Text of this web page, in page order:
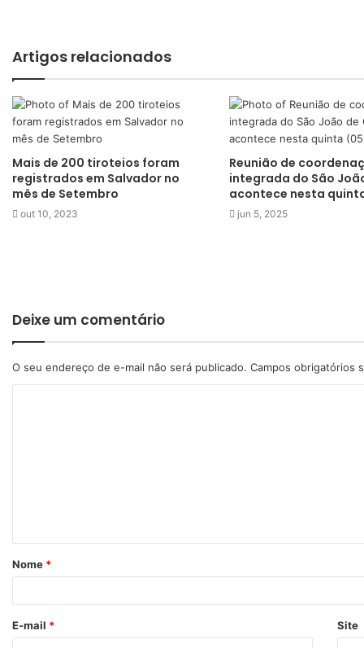
Artigos relacionados
Mais de 200 tiroteios foram
registrados em Salvador no
mês de Setembro
out 10, 2023
Reunião de
integrada do São
acontece nesta
jun 5, 2025
Deixe um comentário
O seu endereço de e-mail não será publicado. Campos obrigatórios
Nome *
E-mail * Site